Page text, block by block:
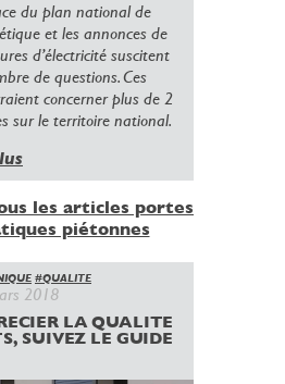
du plan national de
et les annonces de
d’électricité suscitent
de questions. Ces
concerner plus de 2
sur le territoire national.
les articles portes
piétonnes
#QUALITE
2018
LA QUALITE
SUIVEZ LE GUIDE